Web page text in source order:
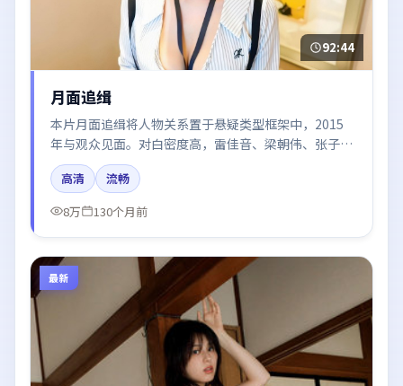
92:44
月面追缉
本片月面追缉将人物关系置于悬疑类型框架中，2015
年与观众见面。对白密度高，雷佳音、梁朝伟、张子
枫、汤唯、赵丽颖的台词节奏值得关注；整体气质偏美
国都市与冷色调摄影。
高清
流畅
8万
130个月前
最新